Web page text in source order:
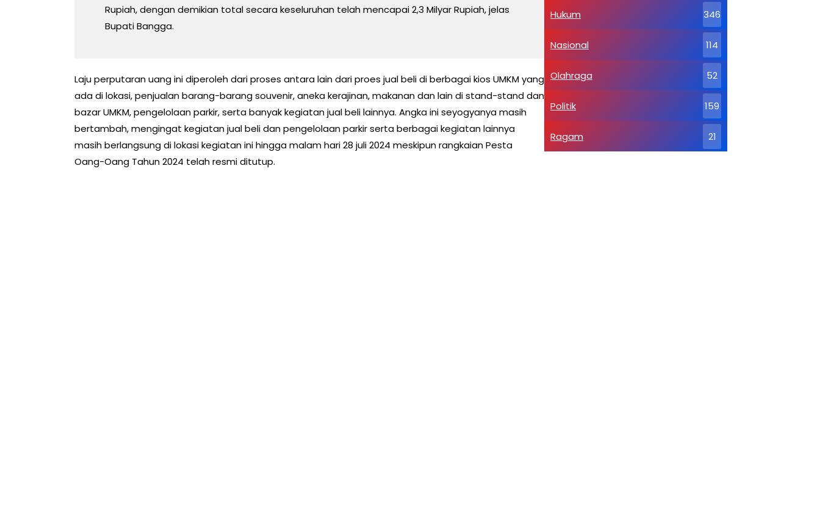
Rupiah, dengan demikian total secara keseluruhan telah mencapai 2,3 Milyar Rupiah, jelas
Bupati Bangga.
Laju perputaran uang ini diperoleh dari proses antara lain dari proes jual beli di berbagai kios UMKM yang
ada di lokasi, penjualan barang-barang souvenir, aneka kerajinan, makanan dan lain di stand-stand dan
bazar UMKM, pengelolaan parkir, serta banyak kegiatan jual beli lainnya. Angka ini seyogyanya masih
bertambah, mengingat kegiatan jual beli dan pengelolaan parkir serta berbagai kegiatan lainnya
masih berlangsung di lokasi kegiatan ini hingga malam hari 28 juli 2024 meskipun rangkaian Pesta
Oang-Oang Tahun 2024 telah resmi ditutup.
Hukum 346
Nasional 114
Olahraga 52
Politik 159
Ragam 21